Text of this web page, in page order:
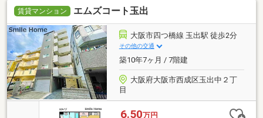
賃貸マンション エムズコート玉出
大阪市四つ橋線 玉出駅 徒歩2分
その他の交通
築10年7ヶ月 / 7階建
大阪府大阪市西成区玉出中２丁
目
6.50万円